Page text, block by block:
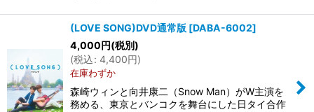
(LOVE SONG)DVD通常版 [DABA-6002]
4,000円(税別)
(税込: 4,400円)
在庫わずか
森崎ウィンと向井康二（Snow Man）がW主演を
務める、東京とバンコクを舞台にした日タイ合作